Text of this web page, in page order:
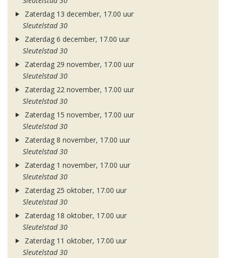
Zaterdag 13 december, 17.00 uur
Sleutelstad 30
Zaterdag 6 december, 17.00 uur
Sleutelstad 30
Zaterdag 29 november, 17.00 uur
Sleutelstad 30
Zaterdag 22 november, 17.00 uur
Sleutelstad 30
Zaterdag 15 november, 17.00 uur
Sleutelstad 30
Zaterdag 8 november, 17.00 uur
Sleutelstad 30
Zaterdag 1 november, 17.00 uur
Sleutelstad 30
Zaterdag 25 oktober, 17.00 uur
Sleutelstad 30
Zaterdag 18 oktober, 17.00 uur
Sleutelstad 30
Zaterdag 11 oktober, 17.00 uur
Sleutelstad 30